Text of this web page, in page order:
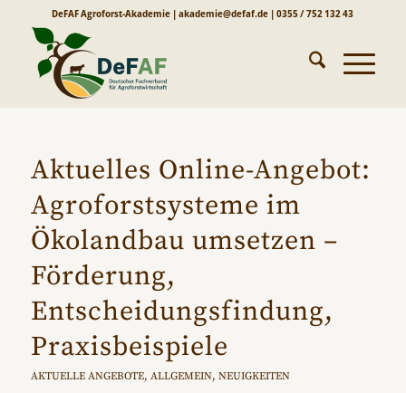
DeFAF Agroforst-Akademie | akademie@defaf.de | 0355 / 752 132 43
Aktuelles Online-Angebot:
Agroforstsysteme im
Ökolandbau umsetzen –
Förderung,
Entscheidungsfindung,
Praxisbeispiele
AKTUELLE ANGEBOTE, ALLGEMEIN, NEUIGKEITEN